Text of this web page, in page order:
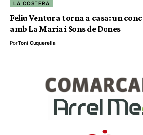
LA COSTERA
Feliu Ventura torna a casa: un
amb La Maria i Sons de Dones
PorToni Cuquerella